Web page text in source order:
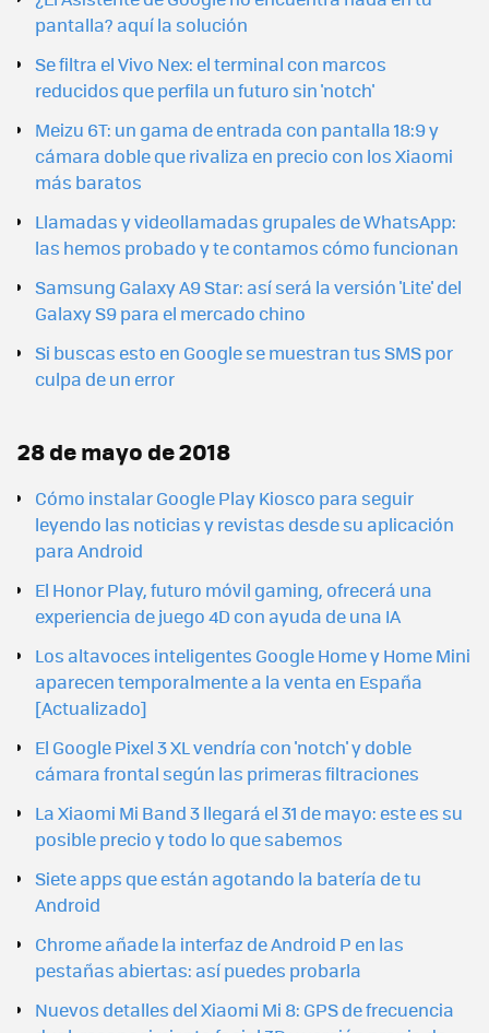
pantalla? aquí la solución
Se filtra el Vivo Nex: el terminal con marcos
reducidos que perfila un futuro sin 'notch'
Meizu 6T: un gama de entrada con pantalla 18:9 y
cámara doble que rivaliza en precio con los Xiaomi
más baratos
Llamadas y videollamadas grupales de WhatsApp:
las hemos probado y te contamos cómo funcionan
Samsung Galaxy A9 Star: así será la versión 'Lite' del
Galaxy S9 para el mercado chino
Si buscas esto en Google se muestran tus SMS por
culpa de un error
28 de mayo de 2018
Cómo instalar Google Play Kiosco para seguir
leyendo las noticias y revistas desde su aplicación
para Android
El Honor Play, futuro móvil gaming, ofrecerá una
experiencia de juego 4D con ayuda de una IA
Los altavoces inteligentes Google Home y Home Mini
aparecen temporalmente a la venta en España
[Actualizado]
El Google Pixel 3 XL vendría con 'notch' y doble
cámara frontal según las primeras filtraciones
La Xiaomi Mi Band 3 llegará el 31 de mayo: este es su
posible precio y todo lo que sabemos
Siete apps que están agotando la batería de tu
Android
Chrome añade la interfaz de Android P en las
pestañas abiertas: así puedes probarla
Nuevos detalles del Xiaomi Mi 8: GPS de frecuencia